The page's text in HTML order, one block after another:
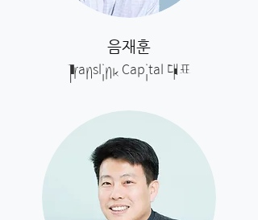
​음재훈
Translink Capital 대표